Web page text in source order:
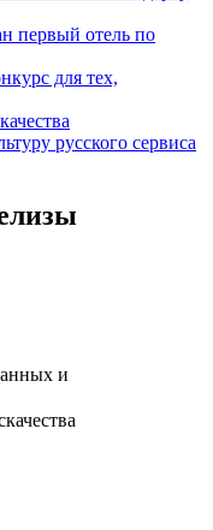
первый отель по
для тех,
русского сервиса
и